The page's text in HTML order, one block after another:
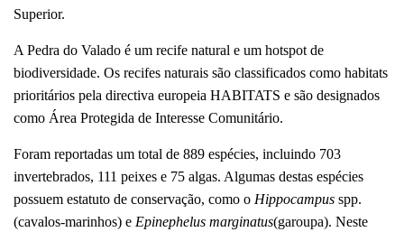
Superior.
A Pedra do Valado é um recife natural e um hotspot de
biodiversidade. Os recifes naturais são classificados como habitats
prioritários pela directiva europeia HABITATS e são designados
como Área Protegida de Interesse Comunitário.
Foram reportadas um total de 889 espécies, incluindo 703
invertebrados, 111 peixes e 75 algas. Algumas destas espécies
possuem estatuto de conservação, como o Hippocampus spp.
(cavalos-marinhos) e Epinephelus marginatus(garoupa). Neste